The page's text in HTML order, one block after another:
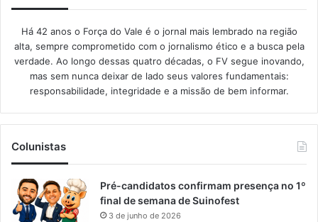
Há 42 anos o Força do Vale é o jornal mais lembrado na região
alta, sempre comprometido com o jornalismo ético e a busca pela
verdade. Ao longo dessas quatro décadas, o FV segue inovando,
mas sem nunca deixar de lado seus valores fundamentais:
responsabilidade, integridade e a missão de bem informar.​
Colunistas
Pré-candidatos confirmam presença no 1º
final de semana de Suinofest
3 de junho de 2026